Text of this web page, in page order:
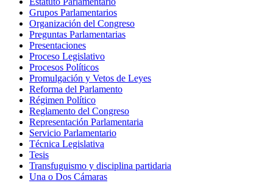
Grupos Parlamentarios
Organización del Congreso
Preguntas Parlamentarias
Presentaciones
Proceso Legislativo
Procesos Políticos
Promulgación y Vetos de Leyes
Reforma del Parlamento
Régimen Político
Reglamento del Congreso
Representación Parlamentaria
Servicio Parlamentario
Técnica Legislativa
Tesis
Transfuguismo y disciplina partidaria
Una o Dos Cámaras